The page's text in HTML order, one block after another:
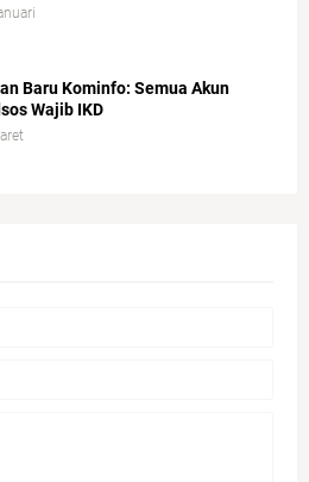
Baru Kominfo: Semua Akun
Wajib IKD